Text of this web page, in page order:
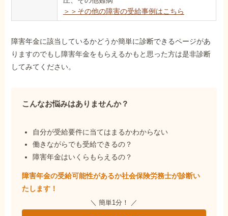
＞＞その他の障害の受給事例はこちら
障害年金に該当しているかどうか簡単に診断できるページがあ
りますのでもし障害年金をもらえるかもと思った方は是非診断
してみてください。
こんなお悩みはありませんか？
自分が受給要件に当てはまるかわからない
働きながらでも受給できるの？
障害年金はいくらもらえるの？
障害年金の受給可能性があるか社会保険労務士が診断い
たします！
＼ 簡単1分！ ／